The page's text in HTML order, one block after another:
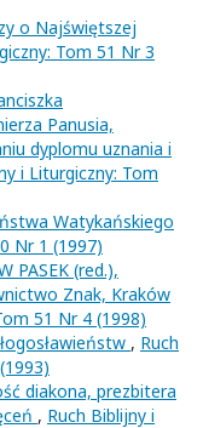
o Najświętszej
Tom 51 Nr 3
Panusia,
dyplomu uznania i
i Liturgiczny: Tom
Watykańskiego
Nr 1 (1997)
PASEK (red.),
Znak, Kraków
51 Nr 4 (1998)
, Ruch
diakona, prezbitera
, Ruch Biblijny i